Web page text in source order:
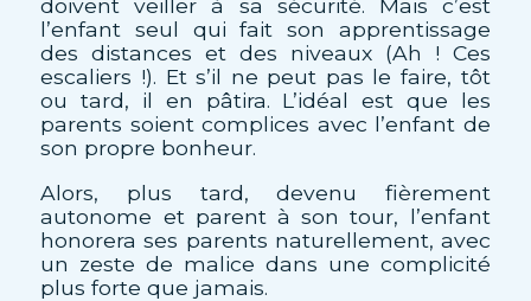
doivent veiller à sa sécurité. Mais c’est
l’enfant seul qui fait son apprentissage
des distances et des niveaux (Ah ! Ces
escaliers !). Et s’il ne peut pas le faire, tôt
ou tard, il en pâtira. L’idéal est que les
parents soient complices avec l’enfant de
son propre bonheur.
Alors, plus tard, devenu fièrement
autonome et parent à son tour, l’enfant
honorera ses parents naturellement, avec
un zeste de malice dans une complicité
plus forte que jamais.